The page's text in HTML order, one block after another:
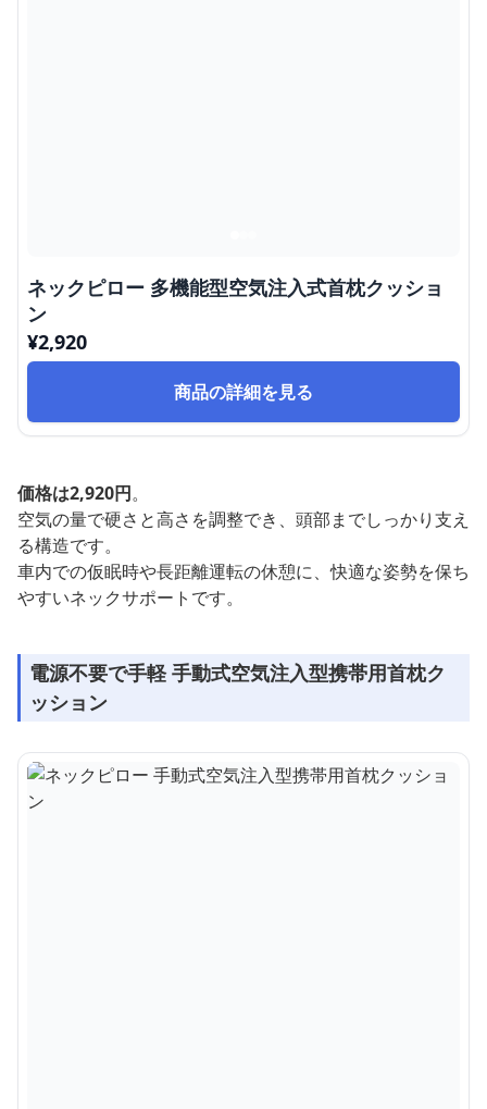
ネックピロー 多機能型空気注入式首枕クッショ
ン
¥2,920
商品の詳細を見る
価格は2,920円。
空気の量で硬さと高さを調整でき、頭部までしっかり支え
る構造です。
車内での仮眠時や長距離運転の休憩に、快適な姿勢を保ち
やすいネックサポートです。
電源不要で手軽 手動式空気注入型携帯用首枕ク
ッション